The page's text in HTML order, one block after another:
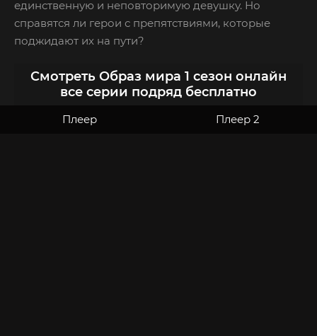
единственную и неповторимую девушку. Но
справятся ли герои с препятствиями, которые
поджидают их на пути?
Смотреть Образ мира 1 сезон онлайн
все серии подряд бесплатно
Плеер Плеер 2